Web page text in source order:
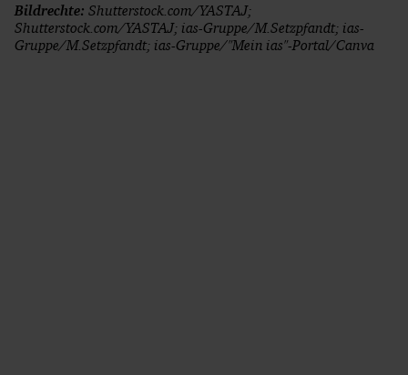
Bildrechte: Shutterstock.com/YASTAJ;
Shutterstock.com/YASTAJ; ias-Gruppe/M.Setzpfandt; ias-
Gruppe/M.Setzpfandt; ias-Gruppe/"Mein ias"-Portal/Canva